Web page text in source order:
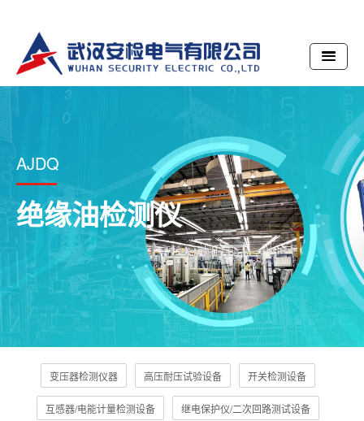
AJDQ
绝缘油检测仪
变压器检测仪器 高压耐压试验设备 开关检测设备
互感器/电能计量检测设备 继电保护仪/二次回路测试设备